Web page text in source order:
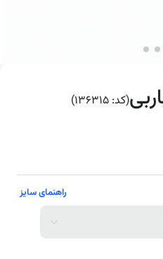
(کد: 136315)
راهنمای سایز